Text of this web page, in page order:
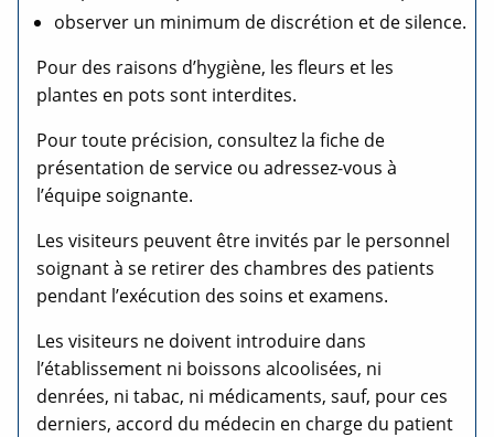
observer un minimum de discrétion et de silence.
Pour des raisons d’hygiène, les fleurs et les
plantes en pots sont interdites.
Pour toute précision, consultez la fiche de
présentation de service ou adressez-vous à
l’équipe soignante.
Les visiteurs peuvent être invités par le personnel
soignant à se retirer des chambres des patients
pendant l’exécution des soins et examens.
Les visiteurs ne doivent introduire dans
l’établissement ni boissons alcoolisées, ni
denrées, ni tabac, ni médicaments, sauf, pour ces
derniers, accord du médecin en charge du patient